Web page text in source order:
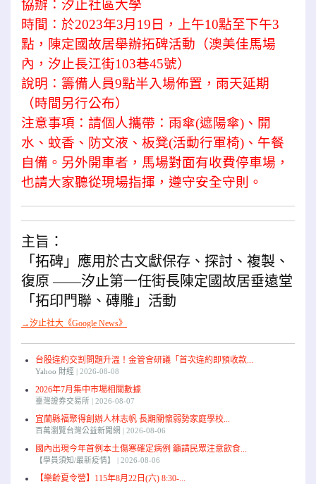
協辦：汐止社區大學
時間：於2023年3月19日，上午10點至下午3
點，陳定國故居舉辦拓碑活動（澳美佳馬場
內，汐止長江街103巷45號）
說明：籌備人員9點半入場佈置，雨天延期
（時間另行公布）
注意事項：請個人攜帶：雨傘(遮陽傘)、開
水、蚊香、防文液、板凳(活動行軍椅)、午餐
自備。另外開車者，馬場對面有收費停車場，
也請大家聽從現場指揮，遵守安全守則。
主旨：
「拓碑」應用於古文獻保存、探討、複製、
復原 ——汐止第一任街長陳定國故居垂遠堂
「拓印門聯、磚雕」活動
→汐止社大《Google News》
台股違約交割問題升溫！金管會研議「首次違約即預收款...
Yahoo 財經 2026-08-08
2026年7月集中市場相關數據
臺灣證券交易所 2026-08-07
宜蘭縣福聚得創辦人林志帆 長期關懷弱勢家庭學校...
百萬瀏覽台灣公益新聞網 2026-08-06
國內出現今年首例本土傷寒確定病例 籲請民眾注意飲食...
【學員須知/最新疫情】 2026-08-06
【樂齡夏令營】115年8月22日(六) 8:30-...